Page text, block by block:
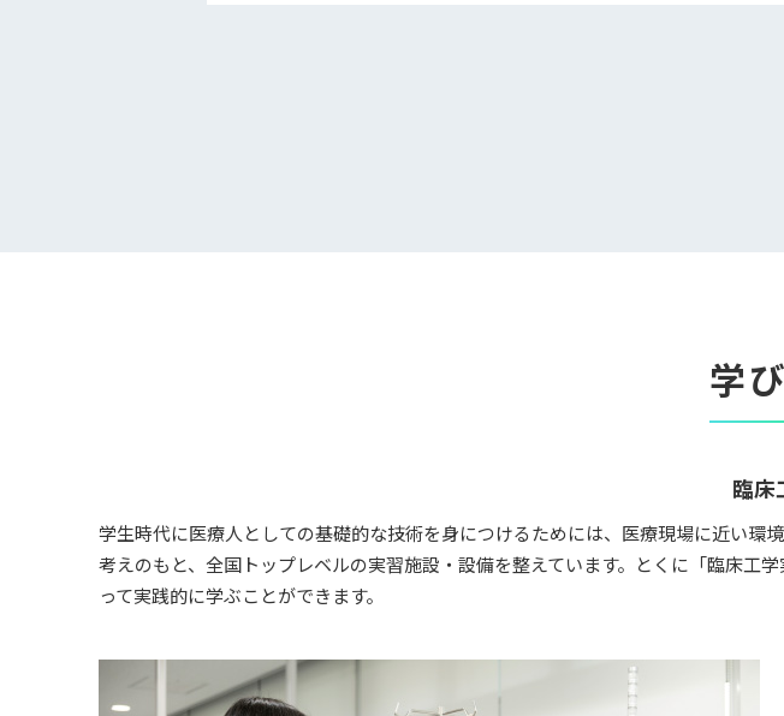
学
臨床
学生時代に医療人としての基礎的な技術を身につけるためには、医療現場に近い
考えのもと、全国トップレベルの実習施設・設備を整えています。とくに「臨床工
って実践的に学ぶことができます。